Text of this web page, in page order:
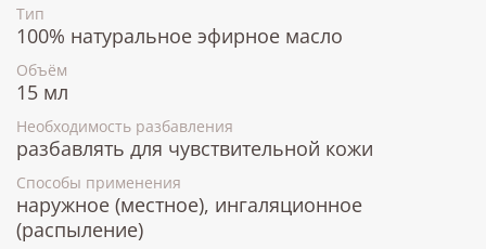
Тип
100% натуральное эфирное масло
Объём
15 мл
Необходимость разбавления
разбавлять для чувствительной кожи
Способы применения
наружное (местное), ингаляционное
(распыление)